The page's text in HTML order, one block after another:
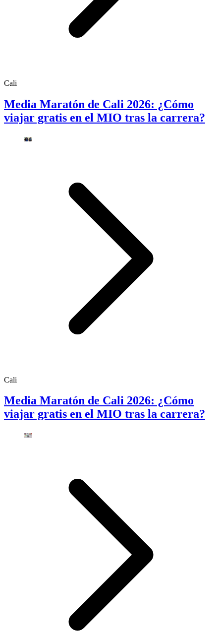
Cali
Media Maratón de Cali 2026: ¿Cómo
viajar gratis en el MIO tras la carrera?
Cali
Media Maratón de Cali 2026: ¿Cómo
viajar gratis en el MIO tras la carrera?